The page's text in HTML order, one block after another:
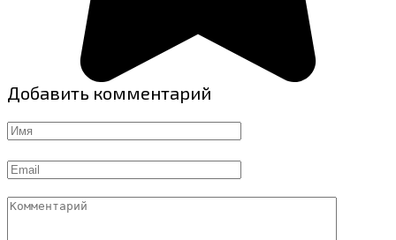
Добавить комментарий
Имя
Email
Комментарий